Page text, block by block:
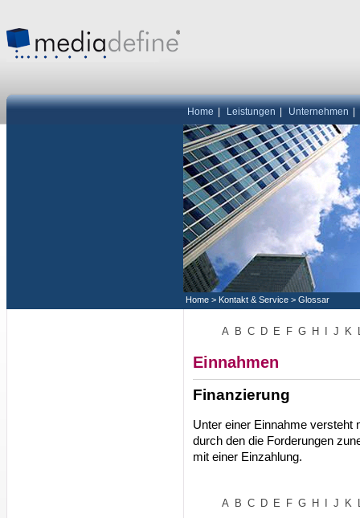
Home Leistungen Unternehmen
Home > Kontakt & Service > Glossar
A B C D E F G H J K
Einnahmen
Finanzierung
Unter einer Einnahme versteht
durch den die Forderungen
mit einer Einzahlung.
A B C D E F G H J K